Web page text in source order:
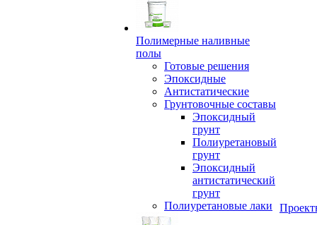
Полимерные наливные
полы
Готовые решения
Эпоксидные
Антистатические
Грунтовочные составы
Эпоксидный
грунт
Полиуретановый
грунт
Эпоксидный
антистатический
грунт
Полиуретановые лаки